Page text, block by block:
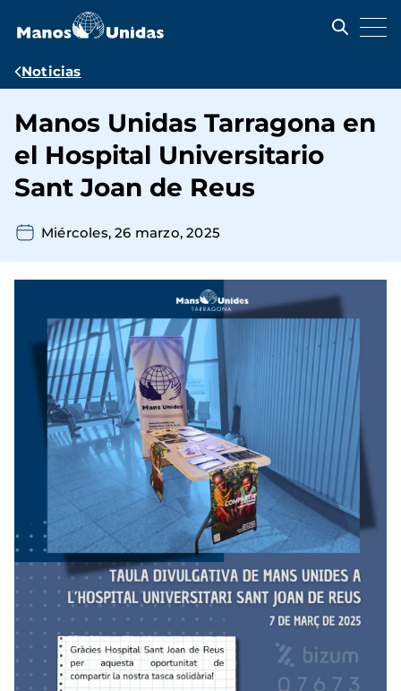
contenido
Ruta
navegación
Noticias
Manos Unidas Tarragona en
el Hospital Universitario
Sant Joan de Reus
Miércoles, 26 marzo, 2025